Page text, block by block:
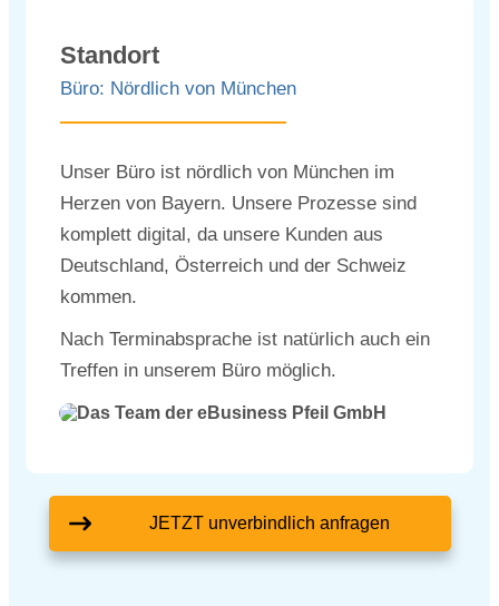
Standort
Büro: Nördlich von München
Unser Büro ist nördlich von München im
Herzen von Bayern. Unsere Prozesse sind
komplett digital, da unsere Kunden aus
Deutschland, Österreich und der Schweiz
kommen.
Nach Terminabsprache ist natürlich auch ein
Treffen in unserem Büro möglich.
JETZT unverbindlich anfragen